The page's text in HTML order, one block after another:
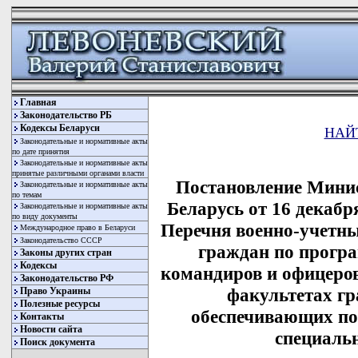
Главная
Законодательство РБ
Кодексы Беларуси
Законодательные и нормативные акты
по дате принятия
Законодательные и нормативные акты
принятые различными органами власти
Законодательные и нормативные акты
по темам
Законодательные и нормативные акты
по виду документы
Международное право в Беларуси
Законодательство СССР
Законы других стран
Кодексы
Законодательство РФ
Право Украины
Полезные ресурсы
Контакты
Новости сайта
Поиск документа
Постановление
Беларусь от 16
Перечня военно-
граждан по
командиров и
факультетах
обеспечивающих